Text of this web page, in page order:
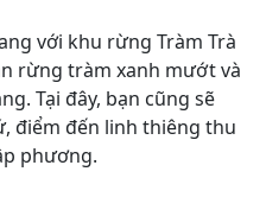
với khu rừng Tràm Trà
rừng tràm xanh mướt và
Tại đây, bạn cũng sẽ
điểm đến linh thiêng thu
phương.